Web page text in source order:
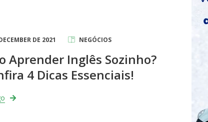
DE 2021 NEGÓCIOS
Aprender Inglês Sozinho?
4 Dicas Essenciais!